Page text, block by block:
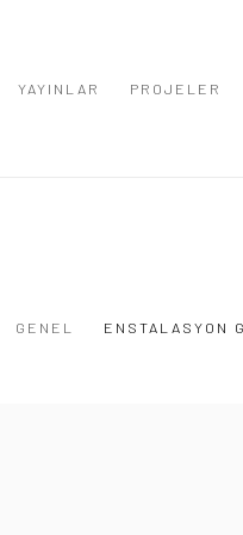
YAYINLAR PROJELER
GENEL ENSTALASYON